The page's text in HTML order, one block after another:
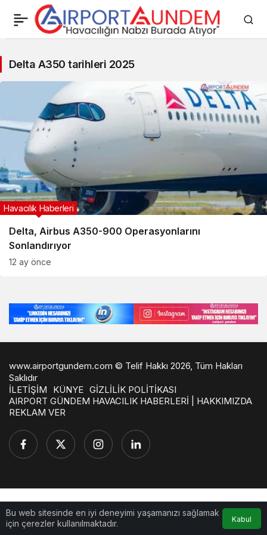
A350
tarihleri
2025
Haberleri
Delta A350 tarihleri 2025
Delta, Airbus A350-900 Operasyonlarını
Sonlandırıyor
Havacılık Haberleri
12 ay önce
Bu web sitesinde en iyi deneyimi yaşamanızı sağlamak
için çerezler kullanılmaktadır.
Kabul
www.airportgundem.com © Telif Hakkı 2026, Tüm Hakları
Saklıdır
İLETİŞİM
KÜNYE GİZLİLİK POLİTİKASI
AIRPORT GÜNDEM HAVACILIK HABERLERİ | HAKKIMIZDA
REKLAM VER